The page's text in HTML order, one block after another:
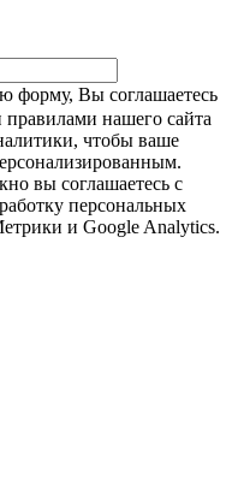
форму, Вы соглашаетесь
нашего сайта
чтобы ваше
вы соглашаетесь с
персональных
и Google Analytics.